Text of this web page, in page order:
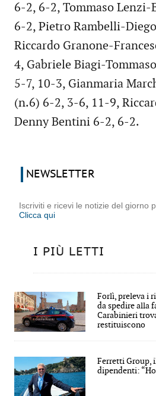
6-2, 6-2, Tommaso Lenzi-
6-2, Pietro Rambelli-
Riccardo Granone-
4, Gabriele Biagi-
5-7, 10-3, Gianmaria
(n.6) 6-2, 3-6, 11-9,
Denny Bentini 6-2, 6-2.
NEWSLETTER
Iscriviti e ricevi le notizie del giorno
Clicca qui
I PIÙ LETTI
Forlì, preleva i
da spedire alla
Carabinieri
restituiscono
Ferretti Group,
dipendenti: